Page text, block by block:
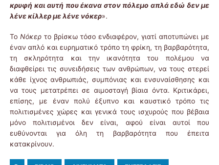
κρυφή και αυτή που έκανα στον πόλεμο απλά εδώ δεν με
λένε κίλλερ με λένε νόκερ».
Το Νόκερ το βρίσκω τόσο ενδιαφέρον, γιατί αποτυπώνει με
έναν απλό και ευρηματικό τρόπο τη φρίκη, τη βαρβαρότητα,
τη σκληρότητα και την ικανότητα του πολέμου να
διαφθείρει τις συνειδήσεις των ανθρώπων, να τους στερεί
κάθε ίχνος ανθρωπιάς, συμπόνιας και ενσυναίσθησης και
να τους μετατρέπει σε αιμοσταγή βίαια όντα. Κριτικάρει,
επίσης, με έναν πολύ έξυπνο και καυστικό τρόπο τις
πολιτισμένες χώρες και γενικά τους ισχυρούς που βέβαια
μόνο πολιτισμένοι δεν είναι, αφού είναι αυτοί που
ευθύνονται για όλη τη βαρβαρότητα που έπειτα
κατακρίνουν.